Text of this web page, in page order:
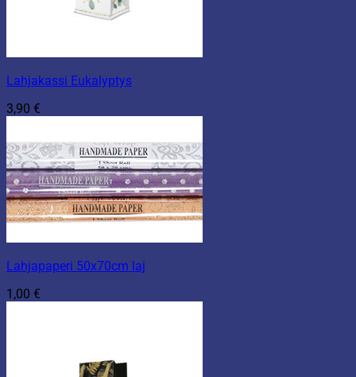
Lahjakassi Eukalyptys
3,90 €
Lahjapaperi 50x70cm laj
1,00 €